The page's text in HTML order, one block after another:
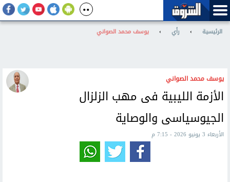
الرئيسية › رأي › يوسف محمد الصواني
يوسف محمد الصواني
الأزمة الليبية فى مهب الزلزال
الجيوسياسى والوصاية
الأربعاء 3 يونيو 2026 - 7:15 م